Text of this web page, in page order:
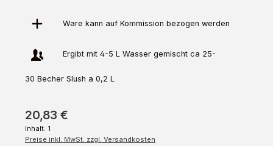
Ware kann auf Kommission bezogen werden
Ergibt mit 4-5 L Wasser gemischt ca 25-
30 Becher Slush a 0,2 L
20,83 €
Inhalt: 1
Preise inkl. MwSt. zzgl. Versandkosten